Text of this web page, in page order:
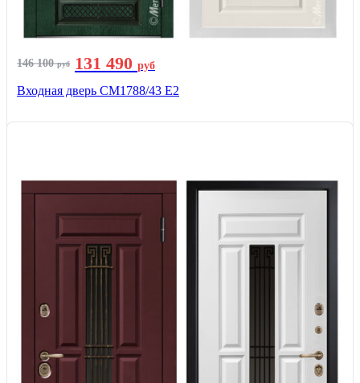
146 100руб 131 490 руб
Входная дверь СМ1788/43 E2